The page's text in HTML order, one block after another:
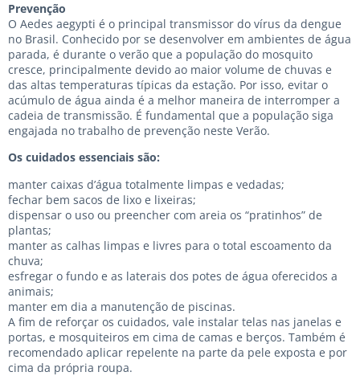
Prevenção
O Aedes aegypti é o principal transmissor do vírus da dengue
no Brasil. Conhecido por se desenvolver em ambientes de água
parada, é durante o verão que a população do mosquito
cresce, principalmente devido ao maior volume de chuvas e
das altas temperaturas típicas da estação. Por isso, evitar o
acúmulo de água ainda é a melhor maneira de interromper a
cadeia de transmissão. É fundamental que a população siga
engajada no trabalho de prevenção neste Verão.
Os cuidados essenciais são:
manter caixas d’água totalmente limpas e vedadas;
fechar bem sacos de lixo e lixeiras;
dispensar o uso ou preencher com areia os “pratinhos” de
plantas;
manter as calhas limpas e livres para o total escoamento da
chuva;
esfregar o fundo e as laterais dos potes de água oferecidos a
animais;
manter em dia a manutenção de piscinas.
A fim de reforçar os cuidados, vale instalar telas nas janelas e
portas, e mosquiteiros em cima de camas e berços. Também é
recomendado aplicar repelente na parte da pele exposta e por
cima da própria roupa.